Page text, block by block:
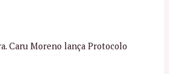
Caru Moreno lança Protocolo